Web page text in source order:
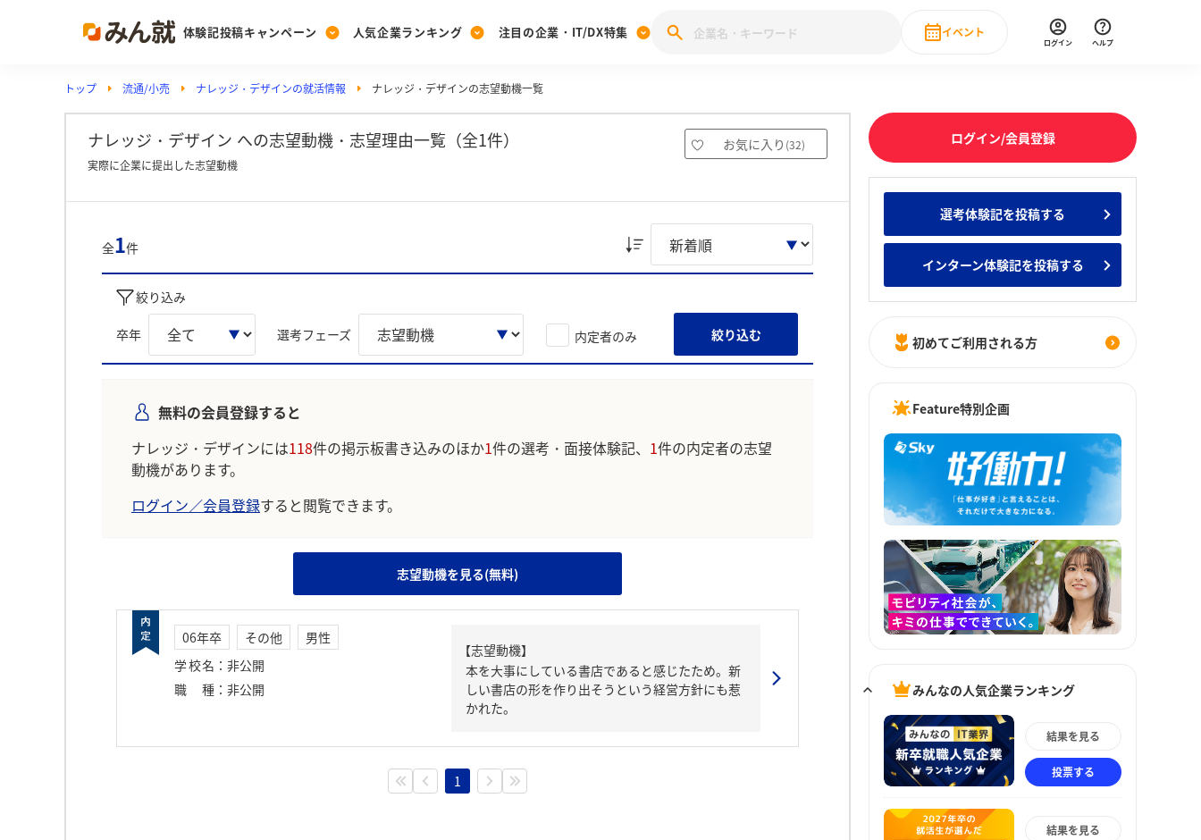
体験記投稿キャンペーン
Post
投稿する
[27卒] 本選考体験記投稿キャンペーン
人気企業ランキング
Ranking
ランキングを見る
みんなのDX企業就職ブランド調査
Vote みんなの新卒就職人気企業ランキング みんなのインターン人気企業ランキ
注目の企業・IT/DX特集
PickUp
注目の企業特集
28卒 IT・DX現場社員インタビュー
イベント
直近のイベント一覧
ログイン ヘルプ
トップ 流通/小売 ナレッジ・デザインの就活情報 ナレッジ・デザインの志望動機一覧
ナレッジ・デザイン への志望動機・志望理由一覧（全1件） お気に入り (32)
実際に企業に提出した志望動機
全1件
絞り込み
卒年 選考フェーズ 内定者のみ 絞り込む
無料の会員登録すると
ナレッジ・デザインには118件の掲示板書き込みのほか1件の選考・面接体験記、 1件の内定者の志望
動機があります。
ログイン／会員登録すると閲覧できます。
志望動機を見る(無料)
06年卒 その他
男性
学校名 ： 非公開
職種 ： 非公開
【志望動機】
本を大事にしている書店であると感じたため。新
しい書店の形を作り出そうという経営方針にも惹
かれた。
1
ログイン/会員登録
選考体験記を投稿する
インターン体験記を投稿する
初めてご利用される方
Feature特別企画
みんなの人気企業ランキング
結果を見る
投票する
結果を見る